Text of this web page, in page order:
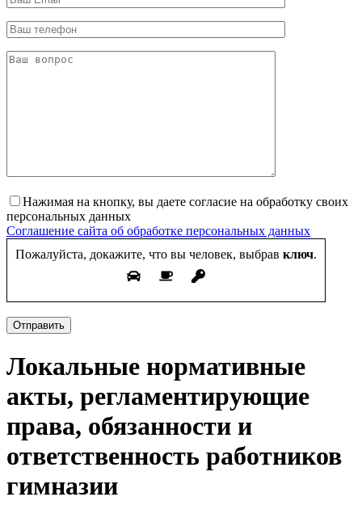
Нажимая на кнопку, вы даете согласие на обработку своих
персональных данных
Соглашение сайта об обработке персональных данных
Пожалуйста, докажите, что вы человек, выбрав ключ.
Отправить
Локальные нормативные
акты, регламентирующие
права, обязанности и
ответственность работников
гимназии